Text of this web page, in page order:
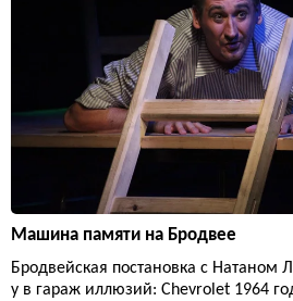
Машина памяти на Бродвее
Бродвейская постановка с Натаном
у в гараж иллюзий: Chevrolet 1964